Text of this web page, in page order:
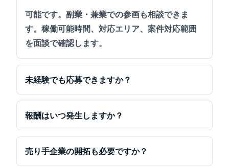
可能です。副業・兼業での参画も相談できま
す。稼働可能時間、対応エリア、案件対応範囲
を面談で確認します。
未経験でも応募できますか？
報酬はいつ発生しますか？
売り手企業の開拓も必要ですか？